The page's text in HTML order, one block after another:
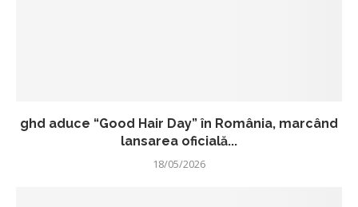
ghd aduce “Good Hair Day” în România, marcând
lansarea oficială...
18/05/2026